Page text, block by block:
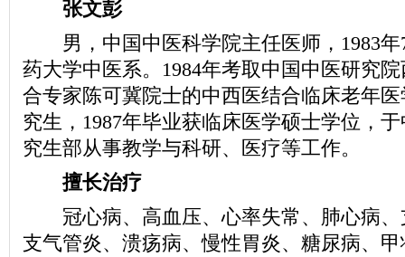
张文彭
男，中国中医科学院主任医师，1983年
药大学中医系。1984年考取中国中医研究
合专家陈可冀院士的中西医结合临床老年
究生，1987年毕业获临床医学硕士学位，
究生部从事教学与科研、医疗等工作。
擅长治疗
冠心病、高血压、心率失常、肺心病、
支气管炎、溃疡病、慢性胃炎、糖尿病、